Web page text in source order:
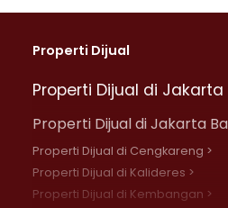
Properti Dijual
Properti Dijual di Jakarta
Properti Dijual di Jakarta
Properti Dijual di Cengkareng >
Properti Dijual di Kalideres >
Properti Dijual di Kembangan >